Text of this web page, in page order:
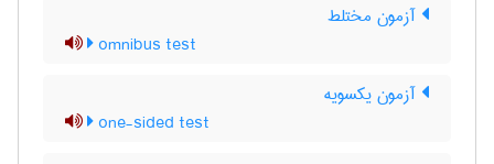
آزمون مختلط
omnibus test
آزمون یکسویه
one-sided test